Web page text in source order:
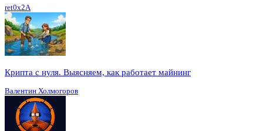
ret0x2A
Крипта с нуля. Выясняем, как работает майнинг
Валентин Холмогоров